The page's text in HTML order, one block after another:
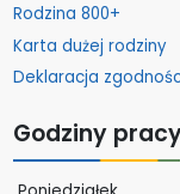
Rodzina 800+
Karta dużej rodziny
Deklaracja
Godziny